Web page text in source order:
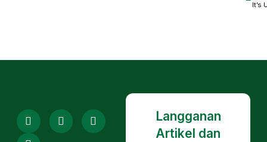
Langganan
Artikel dan